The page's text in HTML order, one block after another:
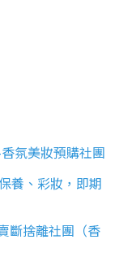
氛美妝預購社團
養、彩妝，即期
斷捨離社團（香